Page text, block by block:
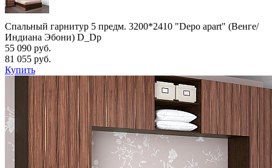
Спальный гарнитур 5 предм. 3200*2410 "Depo apart" (Венге/
Индиана Эбони) D_Dp
55 090 руб.
81 055 руб.
Купить